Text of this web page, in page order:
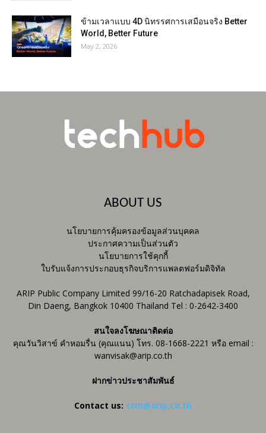
ข้ามเวลาแบบ 4D นิทรรศการเสมือนจริง Better
World, Better Future
May 2, 2026
ABOUT US
นโยบายการคุ้มครองข้อมูลส่วนบุคคล
ประกาศความเป็นส่วนตัว
นโยบายการใช้คุกกี้
ใบรับแจ้งการประกอบธุรกิจบริการแพลตฟอร์มดิจิทัล
ARIP Public Company Limited 99/16-20 Ratchadapisek Road,
Din Daeng, Bangkok 10400 Thailand Tel : 0-2642-3400
สนใจลงโฆษณาติดต่อ
คุณวันวิสาข์ คำหอมรื่น (คุณแนน) โทร. 08-1668-2221 หรือ email :
wanvisak@arip.co.th
ฝากข่าวประชาสัมพันธ์
Contact us: ctm@arip.co.th